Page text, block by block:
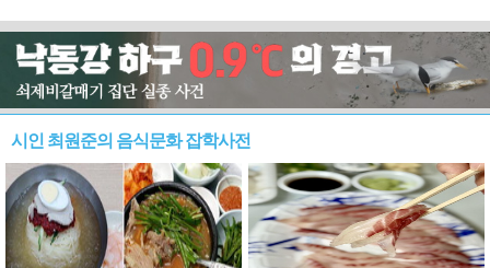
시인 최원준의 음식문화 잡학사전